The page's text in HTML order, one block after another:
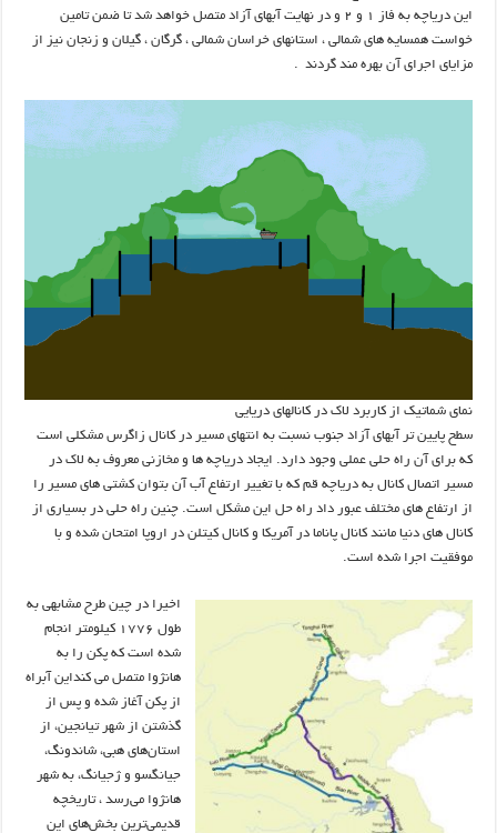
این دریاچه به فاز ۱ و ۲ و در نهایت آبهای آزاد متصل خواهد شد تا ضمن تامین
خواست همسایه های شمالی ، استانهای خراسان شمالی ، گرگان ، گیلان و زنجان نیز از
مزایای اجرای آن بهره مند گردند .
نمای شماتیک از کاربرد لاک در کانالهای دریایی
سطح پایین تر آبهای آزاد جنوب نسبت به انتهای مسیر در کانال زاگرس مشکلی است
که برای آن راه حلی عملی وجود دارد. ایجاد دریاچه ها و مخازنی معروف به لاک در
مسیر اتصال کانال به دریاچه قم که با تغییر ارتفاع آب آن بتوان کشتی های مسیر را
از ارتفاع های مختلف عبور داد راه حل این مشکل است. چنین راه حلی در بسیاری از
کانال های دنیا مانند کانال پاناما در آمریکا و کانال کیتلن در اروپا امتحان شده و با
موفقیت اجرا شده است.
اخیرا در چین طرح مشابهی به
طول ۱۷۷۶ کیلومتر انجام
شده است که پکن را به
هانژوا متصل می کنداین آبراه
از پکن آغاز شده و پس از
گذشتن از شهر تیانجین، از
استان‌های هبی، شاندونگ،
جیانگسو و ژجیانگ، به شهر
هانژوا می‌رسد ، تاریخچه
قدیمی‌ترین بخش‌های این